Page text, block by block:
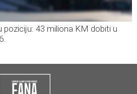
poziciju: 43 miliona KM dobiti u